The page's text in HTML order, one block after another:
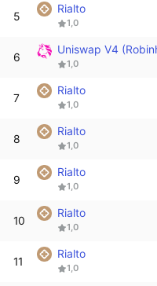
5
Rialto
1,0
6
Uniswap V4
1,0
7
Rialto
1,0
8
Rialto
1,0
9
Rialto
1,0
10
Rialto
1,0
11
Rialto
1,0